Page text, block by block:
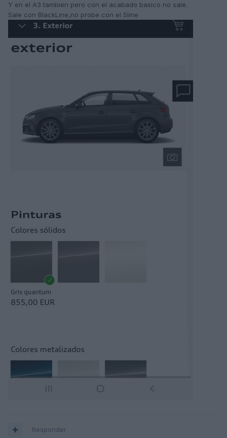
Y en el A3 tambien pero con el acabado basico no sale.
Sale con BlackLine,no probe con el Sline
Responder